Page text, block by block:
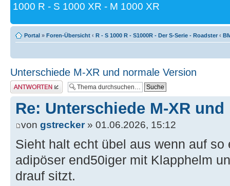
1000 R - S 1000 XR - M 1000 XR
Portal » Foren-Übersicht ‹ R - S 1000 R - S1000R - Der S-Serie - Roadster ‹
Unterschiede M-XR und normale Version
Antwort erstellen
Re: Unterschiede M-XR
von gstrecker» 01.06.2026, 15:12
Sieht halt echt übel aus wenn auf
adipöser end50iger mit Klapphelm
drauf sitzt.